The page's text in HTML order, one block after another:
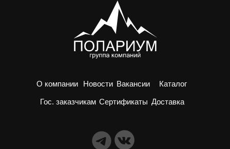
О компании Новости Вакансии Каталог
Гос. заказчикам Сертификаты Доставка